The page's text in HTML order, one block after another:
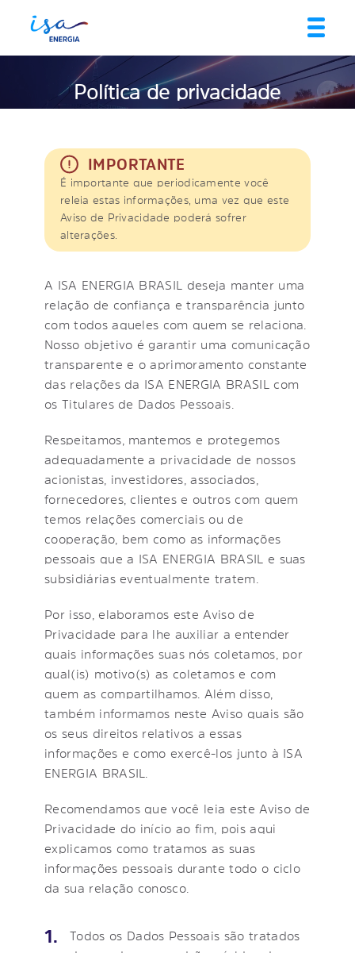
Política de privacidade
IMPORTANTE
É importante que periodicamente você
releia estas informações, uma vez que este
Aviso de Privacidade poderá sofrer
alterações.
A ISA ENERGIA BRASIL deseja manter uma
relação de confiança e transparência junto
com todos aqueles com quem se relaciona.
Nosso objetivo é garantir uma comunicação
transparente e o aprimoramento constante
das relações da ISA ENERGIA BRASIL com
os Titulares de Dados Pessoais.
Respeitamos, mantemos e protegemos
adequadamente a privacidade de nossos
acionistas, investidores, associados,
fornecedores, clientes e outros com quem
temos relações comerciais ou de
cooperação, bem como as informações
pessoais que a ISA ENERGIA BRASIL e suas
subsidiárias eventualmente tratem.
Por isso, elaboramos este Aviso de
Privacidade para lhe auxiliar a entender
quais informações suas nós coletamos, por
qual(is) motivo(s) as coletamos e com
quem as compartilhamos. Além disso,
também informamos neste Aviso quais são
os seus direitos relativos a essas
informações e como exercê-los junto à ISA
ENERGIA BRASIL.
Recomendamos que você leia este Aviso de
Privacidade do início ao fim, pois aqui
explicamos como tratamos as suas
informações pessoais durante todo o ciclo
da sua relação conosco.
Todos os Dados Pessoais são tratados